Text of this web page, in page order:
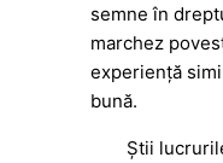
semne în
marchez
experiență
bună.
Știi